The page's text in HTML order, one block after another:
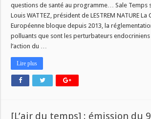
questions de santé au programme… Sale Temps
Louis WATTEZ, président de LESTREM NATURE La
Européenne bloque depuis 2013, la
polluants que sont les perturbateurs
l’action du …
Lire plus
[L’air du temps] : émission du